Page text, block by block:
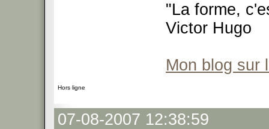
"La forme,
Victor Hugo
Mon blog sur
Hors ligne
07-08-2007 12:38:59